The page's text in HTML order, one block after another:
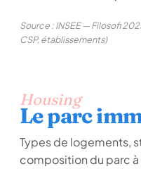
Source : INSEE — Filosofi
CSP, établissements)
Housing
Le parc
Types de logements,
composition du parc à